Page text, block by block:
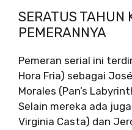
SERATUS TAHUN
PEMERANNYA
Pemeran serial ini
Hora Fria) sebagai
Morales (Pan’s
Selain mereka ada
Virginia Casta) dan